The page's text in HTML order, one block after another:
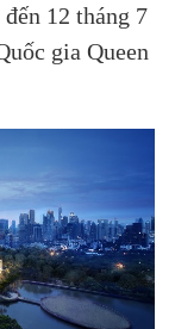
12 tháng 7
gia Queen